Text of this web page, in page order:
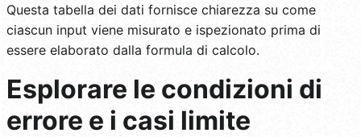
Questa tabella dei dati fornisce chiarezza su come
ciascun input viene misurato e ispezionato prima di
essere elaborato dalla formula di calcolo.
Esplorare le condizioni di
errore e i casi limite